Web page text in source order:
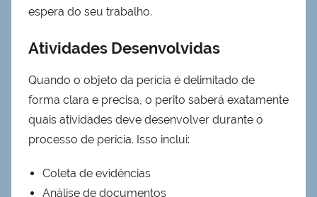
espera do seu trabalho.
Atividades Desenvolvidas
Quando o objeto da perícia é delimitado de
forma clara e precisa, o perito saberá exatamente
quais atividades deve desenvolver durante o
processo de perícia. Isso inclui:
Coleta de evidências
Análise de documentos